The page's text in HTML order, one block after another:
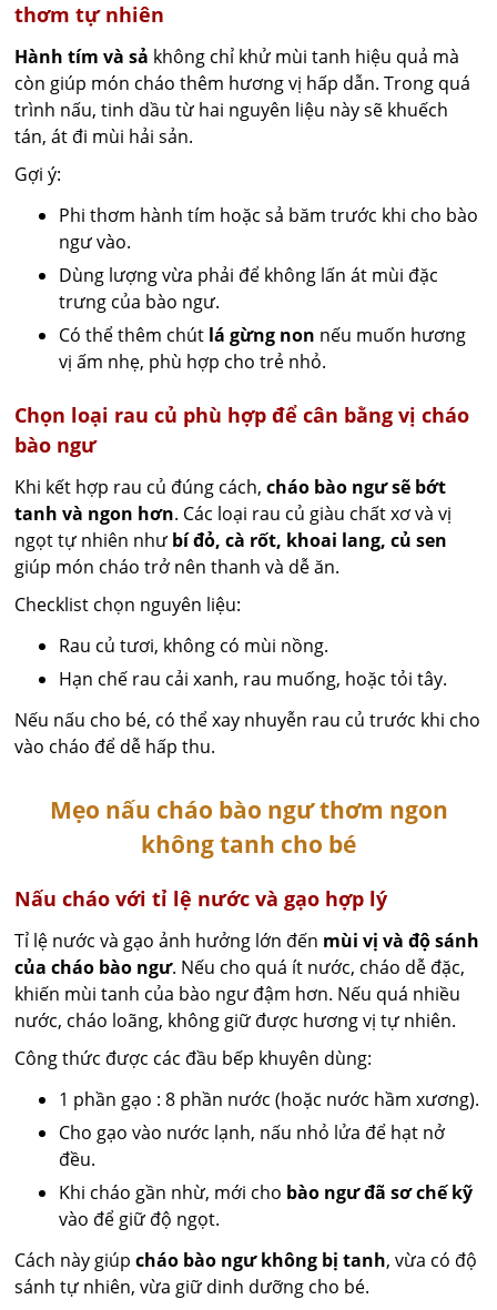
thơm tự nhiên
Hành tím và sả không chỉ khử mùi tanh hiệu quả mà
còn giúp món cháo thêm hương vị hấp dẫn. Trong quá
trình nấu, tinh dầu từ hai nguyên liệu này sẽ khuếch
tán, át đi mùi hải sản.
Gợi ý:
Phi thơm hành tím hoặc sả băm trước khi cho bào
ngư vào.
Dùng lượng vừa phải để không lấn át mùi đặc
trưng của bào ngư.
Có thể thêm chút lá gừng non nếu muốn hương
vị ấm nhẹ, phù hợp cho trẻ nhỏ.
Chọn loại rau củ phù hợp để cân bằng vị cháo
bào ngư
Khi kết hợp rau củ đúng cách,cháo bào ngư sẽ bớt
tanh và ngon hơn. Các loại rau củ giàu chất xơ và vị
ngọt tự nhiên như bí đỏ, cà rốt, khoai lang, củ sen
giúp món cháo trở nên thanh và dễ ăn.
Checklist chọn nguyên liệu:
Rau củ tươi, không có mùi nồng.
Hạn chế rau cải xanh, rau muống, hoặc tỏi tây.
Nếu nấu cho bé, có thể xay nhuyễn rau củ trước khi cho
vào cháo để dễ hấp thu.
Mẹo nấu cháo bào ngư thơm ngon
không tanh cho bé
Nấu cháo với tỉ lệ nước và gạo hợp lý
Tỉ lệ nước và gạo ảnh hưởng lớn đến mùi vị và độ sánh
của cháo bào ngư. Nếu cho quá ít nước, cháo dễ đặc,
khiến mùi tanh của bào ngư đậm hơn. Nếu quá nhiều
nước, cháo loãng, không giữ được hương vị tự nhiên.
Công thức được các đầu bếp khuyên dùng:
1 phần gạo : 8 phần nước (hoặc nước hầm xương).
Cho gạo vào nước lạnh, nấu nhỏ lửa để hạt nở
đều.
Khi cháo gần nhừ, mới cho bào ngư đã sơ chế kỹ
vào để giữ độ ngọt.
Cách này giúpcháo bào ngư không bị tanh, vừa có độ
sánh tự nhiên, vừa giữ dinh dưỡng cho bé.